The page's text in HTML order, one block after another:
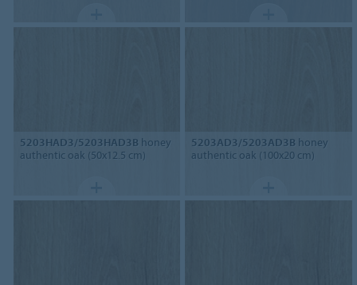
5203HAD3/5203HAD3B honey
authentic oak (50x12.5 cm)
5203AD3/5203AD3B honey
authentic oak (100x20 cm)